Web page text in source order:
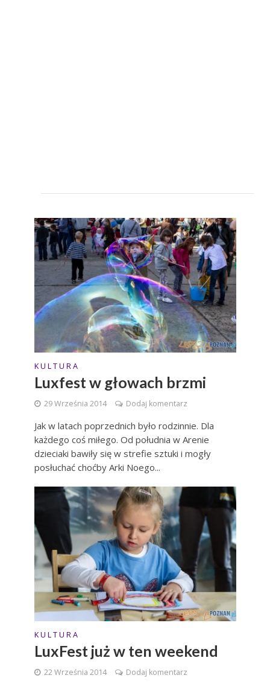
K U L T U R A
Luxfest w głowach brzmi
29 Września 2014 Dodaj komentarz
Jak w latach poprzednich było rodzinnie. Dla
każdego coś miłego. Od południa w Arenie
dzieciaki bawiły się w strefie sztuki i mogły
posłuchać choćby Arki Noego...
K U L T U R A
LuxFest już w ten weekend
22 Września 2014 Dodaj komentarz